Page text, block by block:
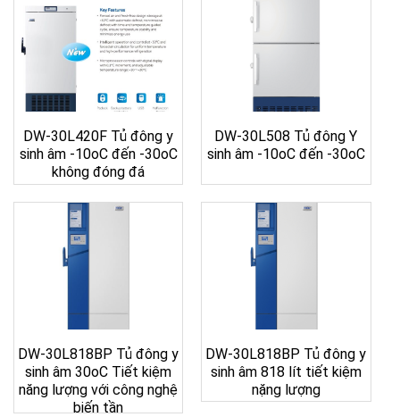
DW-30L420F Tủ đông y
sinh âm -10oC đến -30oC
không đóng đá
DW-30L508 Tủ đông Y
sinh âm -10oC đến -30oC
DW-30L818BP Tủ đông y
sinh âm 30oC Tiết kiệm
năng lượng với công nghệ
biến tần
DW-30L818BP Tủ đông y
sinh âm 818 lít tiết kiệm
nặng lượng